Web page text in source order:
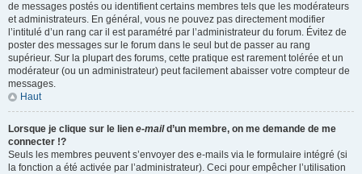
de messages postés ou identifient certains membres tels que les modérateurs
et administrateurs. En général, vous ne pouvez pas directement modifier
l’intitulé d’un rang car il est paramétré par l’administrateur du forum. Évitez de
poster des messages sur le forum dans le seul but de passer au rang
supérieur. Sur la plupart des forums, cette pratique est rarement tolérée et un
modérateur (ou un administrateur) peut facilement abaisser votre compteur de
messages.
Haut
Lorsque je clique sur le lien e-maild’un membre, on me demande de me
connecter !?
Seuls les membres peuvent s’envoyer des e-mails via le formulaire intégré (si
la fonction a été activée par l’administrateur). Ceci pour empêcher l’utilisation